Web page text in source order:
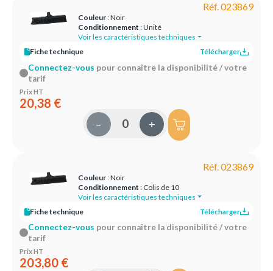
Réf. 023869
Couleur: Noir
Conditionnement : Unité
Voir les caractéristiques techniques
Fiche technique
Télécharger
Connectez-vous pour connaître la disponibilité / votre
tarif
Prix HT
20,38 €
– +
Réf. 023869
Couleur: Noir
Conditionnement : Colis de 10
Voir les caractéristiques techniques
Fiche technique
Télécharger
Connectez-vous pour connaître la disponibilité / votre
tarif
Prix HT
203,80 €